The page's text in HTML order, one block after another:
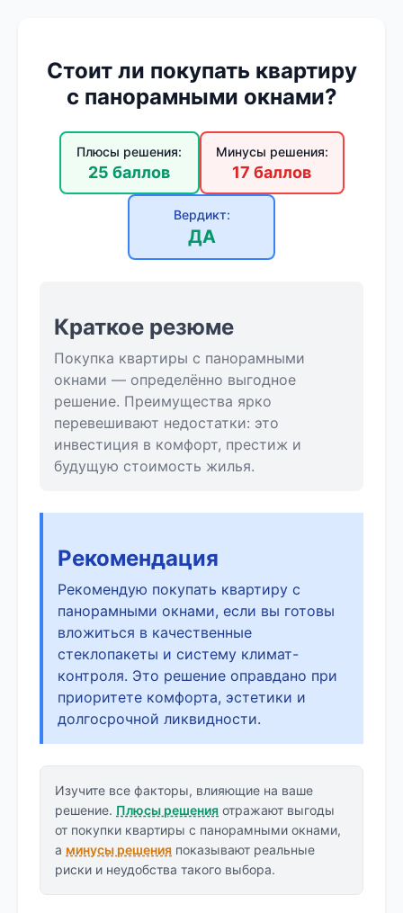
Стоит ли покупать квартиру
с панорамными окнами?
Плюсы решения:
25 баллов
Минусы решения:
17 баллов
Вердикт:
ДА
Краткое резюме
Покупка квартиры с панорамными
окнами — определённо выгодное
решение. Преимущества ярко
перевешивают недостатки: это
инвестиция в комфорт, престиж и
будущую стоимость жилья.
Рекомендация
Рекомендую покупать квартиру с
панорамными окнами, если вы готовы
вложиться в качественные
стеклопакеты и систему климат-
контроля. Это решение оправдано при
приоритете комфорта, эстетики и
долгосрочной ликвидности.
Изучите все факторы, влияющие на ваше
решение. Плюсы решения отражают выгоды
от покупки квартиры с панорамными окнами,
а минусы решения показывают реальные
риски и неудобства такого выбора.